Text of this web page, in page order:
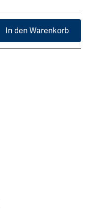
In den Warenkorb